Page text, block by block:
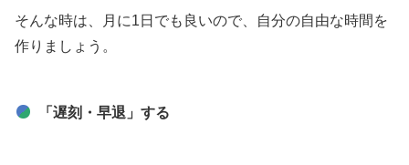
そんな時は、月に1日でも良いので、自分の自由な時間を
作りましょう。
「遅刻・早退」する